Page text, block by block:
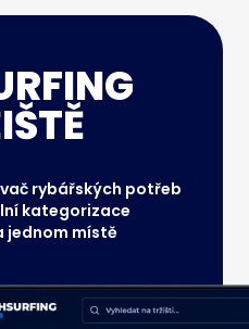
rybářských potřeb
kategorizace
jednom místě